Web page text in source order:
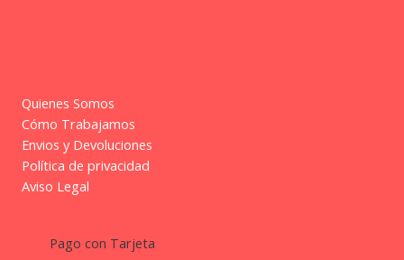
Quienes Somos
Cómo Trabajamos
Envios y Devoluciones
Política de privacidad
Aviso Legal
Pago con Tarjeta